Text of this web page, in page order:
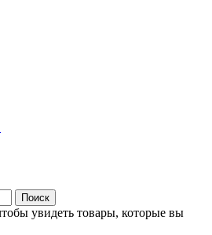
Поиск
увидеть товары, которые вы